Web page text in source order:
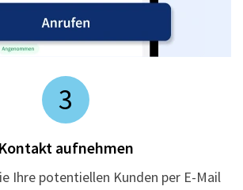
3
Kontakt aufnehmen
Ihre potentiellen Kunden per E-Mail